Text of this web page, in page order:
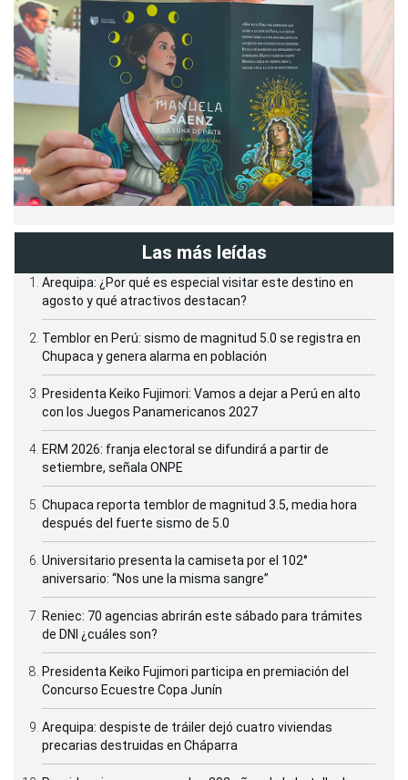
Las más leídas
Arequipa: ¿Por qué es especial visitar este destino en
agosto y qué atractivos destacan?
Temblor en Perú: sismo de magnitud 5.0 se registra en
Chupaca y genera alarma en población
Presidenta Keiko Fujimori: Vamos a dejar a Perú en alto
con los Juegos Panamericanos 2027
ERM 2026: franja electoral se difundirá a partir de
setiembre, señala ONPE
Chupaca reporta temblor de magnitud 3.5, media hora
después del fuerte sismo de 5.0
Universitario presenta la camiseta por el 102°
aniversario: “Nos une la misma sangre”
Reniec: 70 agencias abrirán este sábado para trámites
de DNI ¿cuáles son?
Presidenta Keiko Fujimori participa en premiación del
Concurso Ecuestre Copa Junín
Arequipa: despiste de tráiler dejó cuatro viviendas
precarias destruidas en Cháparra